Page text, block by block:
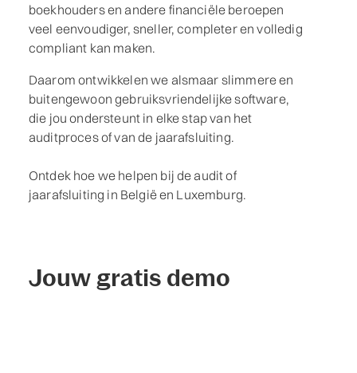
boekhouders en andere financiële beroepen
veel eenvoudiger, sneller, completer en volledig
compliant kan maken.
Daarom ontwikkelen we alsmaar slimmere en
buitengewoon gebruiksvriendelijke software,
die jou ondersteunt in elke stap van het
auditproces of van de jaarafsluiting.
Ontdek hoe we helpen bij de audit of
jaarafsluiting in België en Luxemburg.
Jouw gratis demo